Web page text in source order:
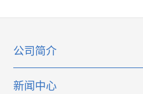
公司简介
新闻中心